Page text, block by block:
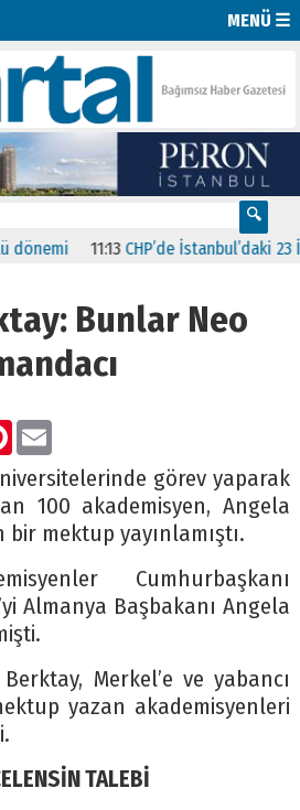
MENÜ ☰
11:13 CHP’de İstanbul’daki 23
Bunlar Neo
Pinterest
Email
görev yaparak
100 akademisyen, Angela
mektup yayınlamıştı.
Cumhurbaşkanı
Almanya Başbakanı Angela
Merkel’e ve yabancı
yazan akademisyenleri
TALEBİ